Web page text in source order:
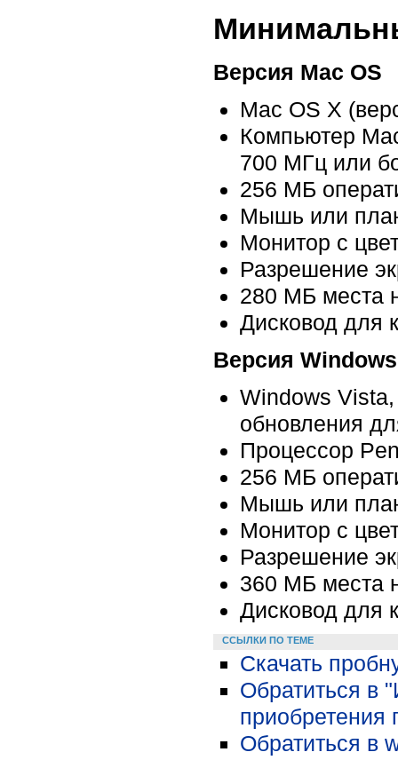
Версия Mac OS
Mac OS X
Компьютер
700 МГц или
256 МБ
Мышь или
Монитор с
Разрешение
280 МБ места
Дисковод для
Версия Windows
Windows
обновления
Процессор
256 МБ
Мышь или
Монитор с
Разрешение
360 МБ места
Дисковод для
ССЫЛКИ ПО ТЕМЕ
Скачать
Обратиться в
приобретения
Обратиться в